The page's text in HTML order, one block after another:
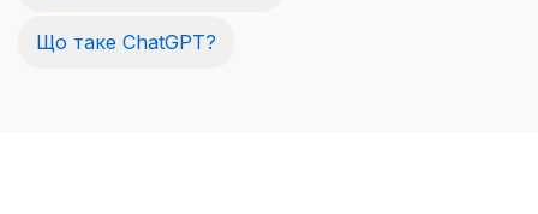
Що таке ChatGPT?